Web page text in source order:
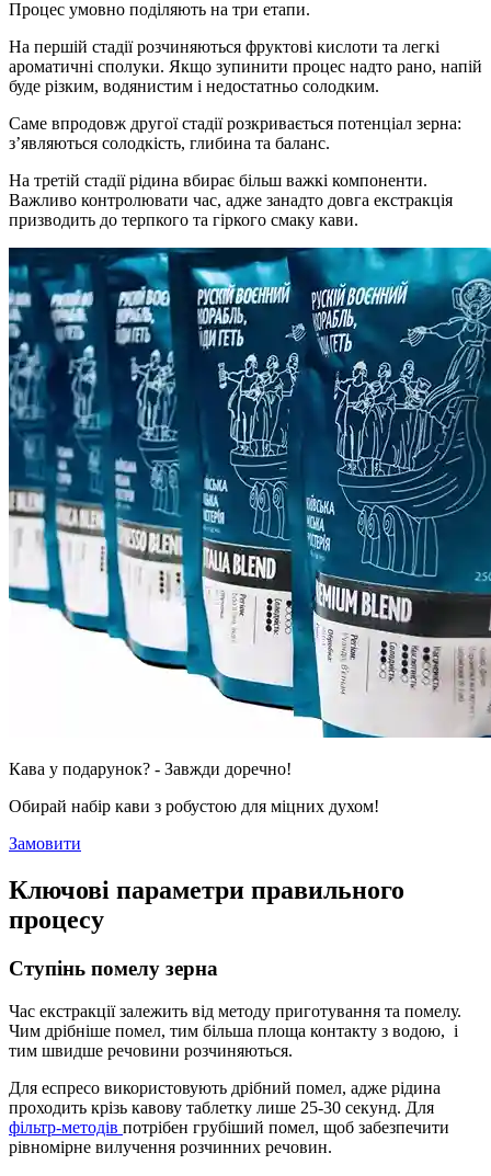
Процес умовно поділяють на три етапи.
На першій стадії розчиняються фруктові кислоти та легкі
ароматичні сполуки. Якщо зупинити процес надто рано, напій
буде різким, водянистим і недостатньо солодким.
Саме впродовж другої стадії розкривається потенціал зерна:
з’являються солодкість, глибина та баланс.
На третій стадії рідина вбирає більш важкі компоненти.
Важливо контролювати час, адже занадто довга екстракція
призводить до терпкого та гіркого смаку кави.
Кава у подарунок? - Завжди доречно!
Обирай набір кави з робустою для міцних духом!
Замовити
Ключові параметри правильного
процесу
Ступінь помелу зерна
Час екстракції залежить від методу приготування та помелу.
Чим дрібніше помел, тим більша площа контакту з водою, і
тим швидше речовини розчиняються.
Для еспресо використовують дрібний помел, адже рідина
проходить крізь кавову таблетку лише 25-30 секунд. Для
фільтр-методів потрібен грубіший помел, щоб забезпечити
рівномірне вилучення розчинних речовин.